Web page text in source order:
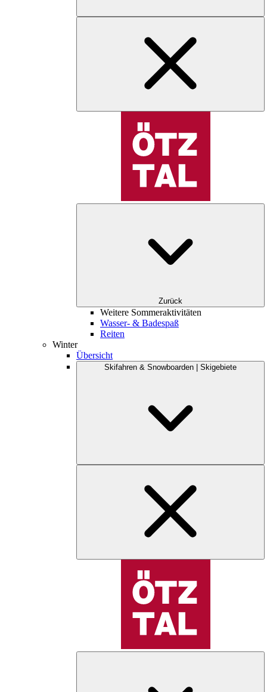
Zurück
Weitere Sommeraktivitäten
Wasser- & Badespaß
Reiten
Winter
Übersicht
Skifahren & Snowboarden | Skigebiete